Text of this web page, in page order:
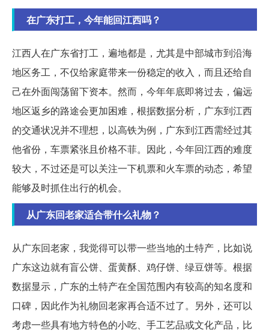
在广东打工，今年能回江西吗？
江西人在广东省打工，遍地都是，尤其是中部城市到沿海
地区务工，不仅给家庭带来一份稳定的收入，而且还给自
己在外面闯荡留下资本。然而，今年年底即将过去，偏远
地区返乡的路途会更加困难，根据数据分析，广东到江西
的交通状况并不理想，以高铁为例，广东到江西需经过其
他省份，车票紧张且价格不菲。因此，今年回江西的难度
较大，不过还是可以关注一下机票和火车票的动态，希望
能够及时抓住出行的机会。
从广东回老家适合带什么礼物？
从广东回老家，我觉得可以带一些当地的土特产，比如说
广东这边就有盲公饼、蛋黄酥、鸡仔饼、绿豆饼等。根据
数据显示，广东的土特产在全国范围内有较高的知名度和
口碑，因此作为礼物回老家再合适不过了。另外，还可以
考虑一些具有地方特色的小吃、手工艺品或文化产品，比